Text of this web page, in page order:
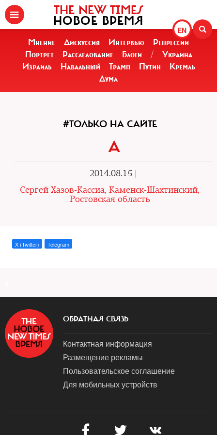
EN
THE NEW TIMES
НОВОЕ ВРЕМЯ
Мнение Дискуссия Интервью
Репрессии
Портрет
Расследование Блоги /
Украина
Израиль
Навальный Трамп Путин
Кремль
Дума
#ТОЛЬКО НА САЙТЕ
А
2014.08.15 |
Сергей Хазов-Кассиа, Каменск-Шахтинский,
Ростовская область
X (Twitter) Telegram
ОБРАТНАЯ СВЯЗЬ
Контактная информация
Размещение рекламы
Пользовательское соглашение
Для мобильных устройств